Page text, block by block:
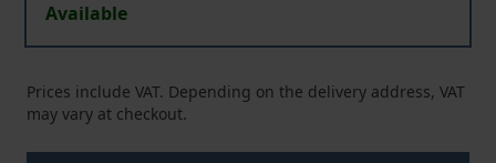
Available
Prices include VAT. Depending on the delivery address, VAT
may vary at checkout.